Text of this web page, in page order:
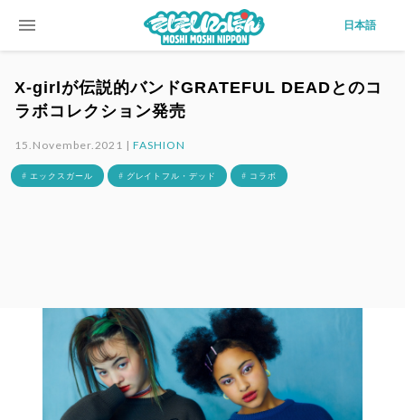
menu 日本語
X-girlが伝説的バンドGRATEFUL DEADとのコ
ラボコレクション発売
15.November.2021 |FASHION
# エックスガール # グレイトフル・デッド # コラボ